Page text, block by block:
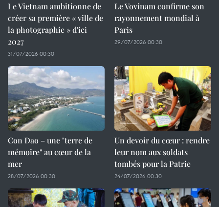
Le Vietnam ambitionne de
créer sa première « ville de
la photographie » d'ici
2027
31/07/2026 00:30
Le Vovinam confirme son
rayonnement mondial à
Paris
29/07/2026 00:30
Con Dao – une "terre de
mémoire" au cœur de la
mer
28/07/2026 00:30
Un devoir du cœur : rendre
leur nom aux soldats
tombés pour la Patrie
24/07/2026 00:30